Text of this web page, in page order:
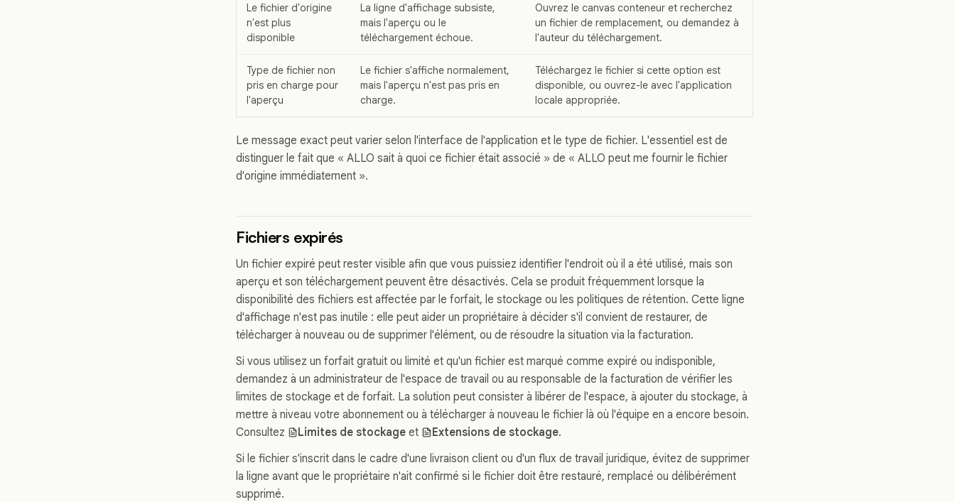
Le fichier d'origine
n'est plus
disponible
La ligne d'affichage subsiste,
mais l'aperçu ou le
téléchargement échoue.
Ouvrez le canvas conteneur et recherchez
un fichier de remplacement, ou demandez à
l'auteur du téléchargement.
Type de fichier non
pris en charge pour
l'aperçu
Le fichier s'affiche normalement,
mais l'aperçu n'est pas pris en
charge.
Téléchargez le fichier si cette option est
disponible, ou ouvrez-le avec l'application
locale appropriée.
Le message exact peut varier selon l'interface de l'application et le type de fichier. L'essentiel est de
distinguer le fait que « ALLO sait à quoi ce fichier était associé » de « ALLO peut me fournir le fichier
d'origine immédiatement ».
Fichiers expirés
Un fichier expiré peut rester visible afin que vous puissiez identifier l'endroit où il a été utilisé, mais son
aperçu et son téléchargement peuvent être désactivés. Cela se produit fréquemment lorsque la
disponibilité des fichiers est affectée par le forfait, le stockage ou les politiques de rétention. Cette ligne
d'affichage n'est pas inutile : elle peut aider un propriétaire à décider s'il convient de restaurer, de
télécharger à nouveau ou de supprimer l'élément, ou de résoudre la situation via la facturation.
Si vous utilisez un forfait gratuit ou limité et qu'un fichier est marqué comme expiré ou indisponible,
demandez à un administrateur de l'espace de travail ou au responsable de la facturation de vérifier les
limites de stockage et de forfait. La solution peut consister à libérer de l'espace, à ajouter du stockage, à
mettre à niveau votre abonnement ou à télécharger à nouveau le fichier là où l'équipe en a encore besoin.
Consultez
Limites de stockage et Extensions de stockage.
Si le fichier s'inscrit dans le cadre d'une livraison client ou d'un flux de travail juridique, évitez de supprimer
la ligne avant que le propriétaire n'ait confirmé si le fichier doit être restauré, remplacé ou délibérément
supprimé.